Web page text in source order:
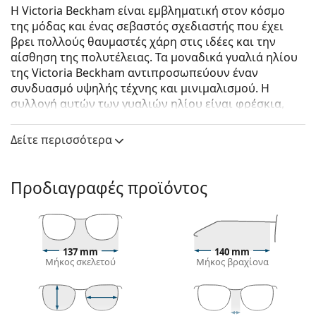
Η Victoria Beckham είναι εμβληματική στον κόσμο
της μόδας και ένας σεβαστός σχεδιαστής που έχει
βρει πολλούς θαυμαστές χάρη στις ιδέες και την
αίσθηση της πολυτέλειας. Τα μοναδικά γυαλιά ηλίου
της Victoria Beckham αντιπροσωπεύουν έναν
συνδυασμό υψηλής τέχνης και μινιμαλισμού. Η
συλλογή αυτών των γυαλιών ηλίου είναι φρέσκια,
λεπτομέρειας.
Δείτε πώς φαίνονται πάνω σας αυτά τα γυαλιά ηλίου
με τη λειτουργία του Εικονικού καθρέφτη του
Lentiamo.
Σκελετός γυαλιών ηλίου
ένα δροσερό φυσικό χρώμα δέρματος και ανοιχτά
καφέ, μαύρα ή ανοιχτά ξανθά μαλλιά.
Δείτε περισσότερα
Προδιαγραφές προϊόντος
137 mm
Μήκος σκελετού
140 mm
Μήκος βραχίονα